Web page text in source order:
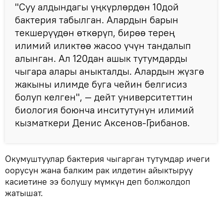
"Суу алдындагы үңкүрлөрдөн 10дой
бактерия табылган. Алардын барын
текшерүүдөн өткөрүп, бирөө терең
илимий иликтөө жасоо үчүн тандалып
алынган. Ал 120дан ашык тутумдарды
чыгара алары аныкталды. Алардын жүзгө
жакыны илимде буга чейин белгисиз
болуп келген", — дейт университеттин
биология боюнча инситутунун илимий
кызматкери Денис Аксенов-Грибанов.
Окумуштуулар бактерия чыгарган тутумдар ичеги
оорусун жана балким рак илдетин айыктыруу
касиетине ээ болушу мүмкүн деп болжолдоп
жатышат.